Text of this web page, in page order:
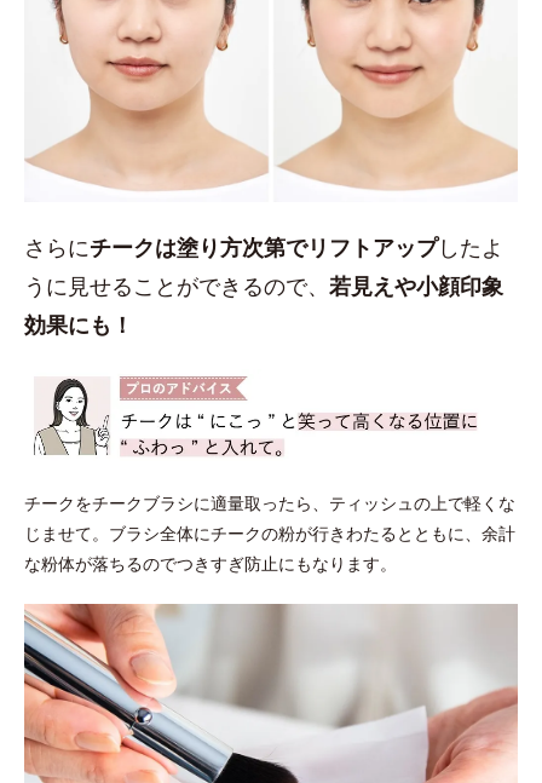
さらにチークは塗り方次第でリフトアップしたよ
うに見せることができるので、 若見えや小顔印象
効果にも！
チークをチークブラシに適量取ったら、ティッシュの上で軽くな
じませて。ブラシ全体にチークの粉が行きわたるとともに、余計
な粉体が落ちるのでつきすぎ防止にもなります。